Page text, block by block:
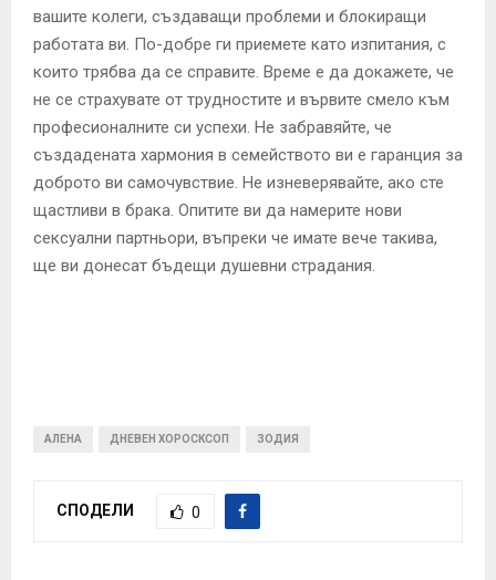
вашите колеги, създаващи проблеми и блокиращи
работата ви. По-добре ги приемете като изпитания, с
които трябва да се справите. Време е да докажете, че
не се страхувате от трудностите и вървите смело към
професионалните си успехи. Не забравяйте, че
създадената хармония в семейството ви е гаранция за
доброто ви самочувствие. Не изневерявайте, ако сте
щастливи в брака. Опитите ви да намерите нови
сексуални партньори, въпреки че имате вече такива,
ще ви донесат бъдещи душевни страдания.
АЛЕНА ДНЕВЕН ХОРОСКСОП ЗОДИЯ
СПОДЕЛИ 0